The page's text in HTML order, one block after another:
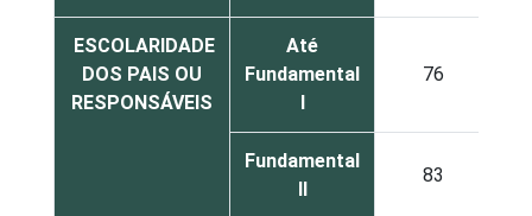
ESCOLARIDADE
DOS PAIS OU
RESPONSÁVEIS
Até
Fundamental
I
76
Fundamental
II
83